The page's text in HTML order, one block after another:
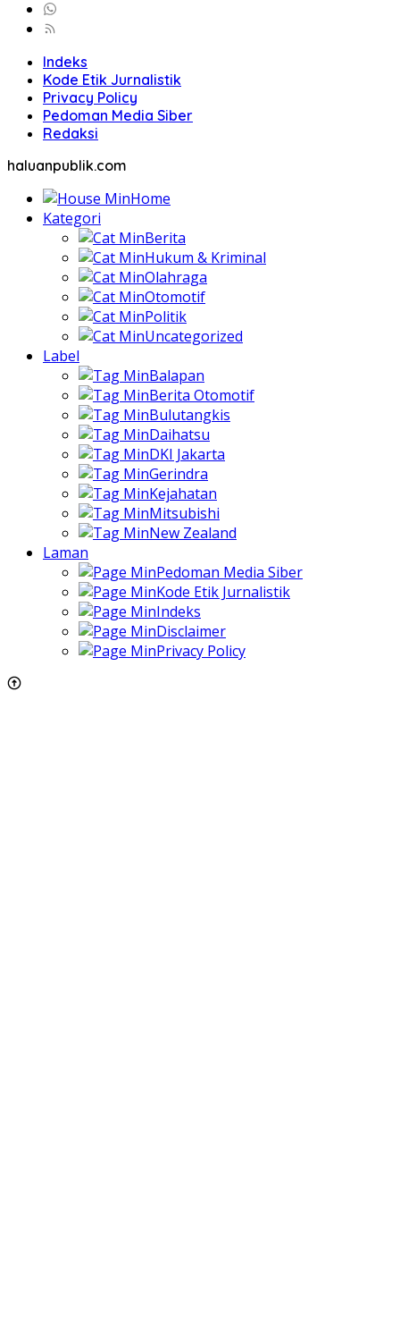
Indeks
Kode Etik Jurnalistik
Privacy Policy
Pedoman Media Siber
Redaksi
haluanpublik.com
Home
Kategori
Berita
Hukum & Kriminal
Olahraga
Otomotif
Politik
Uncategorized
Label
Balapan
Berita Otomotif
Bulutangkis
Daihatsu
DKI Jakarta
Gerindra
Kejahatan
Mitsubishi
New Zealand
Laman
Pedoman Media Siber
Kode Etik Jurnalistik
Indeks
Disclaimer
Privacy Policy